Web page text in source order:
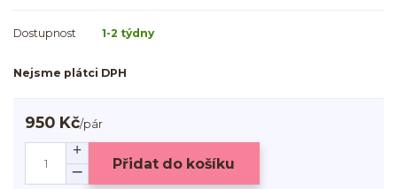
Dostupnost 1-2 týdny
Nejsme plátci DPH
950 Kč/pár
Přidat do košíku